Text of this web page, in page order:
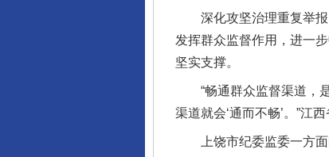
深化攻坚治理重复举报
发挥群众监督作用，进一
坚实支撑。
“畅通群众监督渠道，是
渠道就会‘通而不畅’。”江
上饶市纪委监委一方面